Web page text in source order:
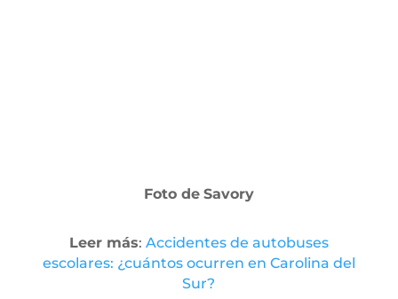
Foto de Savory
Leer más: Accidentes de autobuses
escolares: ¿cuántos ocurren en Carolina del
Sur?